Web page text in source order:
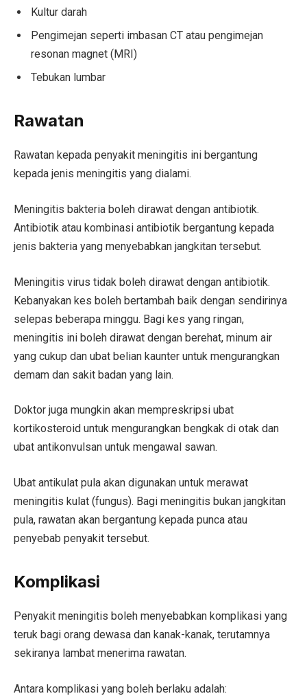
Kultur darah
Pengimejan seperti imbasan CT atau pengimejan
resonan magnet (MRI)
Tebukan lumbar
Rawatan
Rawatan kepada penyakit meningitis ini bergantung
kepada jenis meningitis yang dialami.
Meningitis bakteria boleh dirawat dengan antibiotik.
Antibiotik atau kombinasi antibiotik bergantung kepada
jenis bakteria yang menyebabkan jangkitan tersebut.
Meningitis virus tidak boleh dirawat dengan antibiotik.
Kebanyakan kes boleh bertambah baik dengan sendirinya
selepas beberapa minggu. Bagi kes yang ringan,
meningitis ini boleh dirawat dengan berehat, minum air
yang cukup dan ubat belian kaunter untuk mengurangkan
demam dan sakit badan yang lain.
Doktor juga mungkin akan mempreskripsi ubat
kortikosteroid untuk mengurangkan bengkak di otak dan
ubat antikonvulsan untuk mengawal sawan.
Ubat antikulat pula akan digunakan untuk merawat
meningitis kulat (fungus). Bagi meningitis bukan jangkitan
pula, rawatan akan bergantung kepada punca atau
penyebab penyakit tersebut.
Komplikasi
Penyakit meningitis boleh menyebabkan komplikasi yang
teruk bagi orang dewasa dan kanak-kanak, terutamnya
sekiranya lambat menerima rawatan.
Antara komplikasi yang boleh berlaku adalah: